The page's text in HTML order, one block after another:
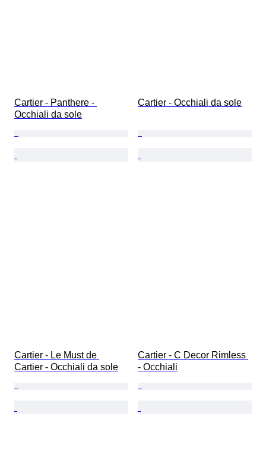
Cartier - Panthere -
Occhiali da sole
Cartier - Occhiali da sole
Cartier - Le Must de
Cartier - Occhiali da sole
Cartier - C Decor Rimless
- Occhiali